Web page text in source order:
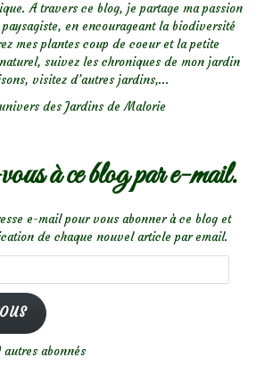
A travers ce blog, je partage ma passion
en encourageant la biodiversité
mes plantes coup de coeur et la petite
suivez les chroniques de mon jardin
visitez d’autres jardins,...
des Jardins de Malorie
à ce blog par e-mail.
e-mail pour vous abonner à ce blog et
de chaque nouvel article par email.
autres abonnés